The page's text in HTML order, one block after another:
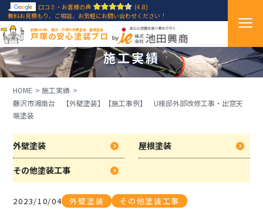
口コミ・お客様の声
(4.8)
無料お見積もり、ご相談、お気軽にお問い合わせください！
創業1971年、横浜・戸塚の外壁塗装・屋根塗装
戸塚の安心塗装プロ
施工実績
HOME
施工実績
藤沢市湘南台 【外壁塗装】【施工事例】 U様邸外部改修工事・出窓天
端塗装
外壁塗装 屋根塗装
その他塗装工事
2023/10/04 外壁塗装 その他塗装工事